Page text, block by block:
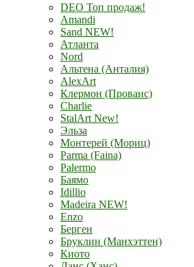
DEO Топ продаж!
Amandi
Sand NEW!
Атланта
Nord
Альтена (Анталия)
AlexArt
Клермон (Прованс)
Charlie
StalArt New!
Эльза
Монтерей (Мориц)
Parma (Faina)
Palermo
Баямо
Idillio
Madeira NEW!
Enzo
Берген
Бруклин (Манхэттен)
Киото